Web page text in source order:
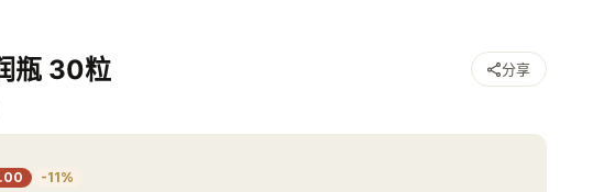
瓶 30粒 分享
-11%